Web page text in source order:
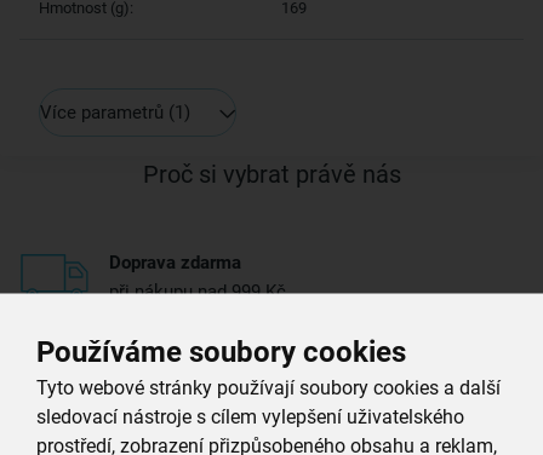
Používáme soubory cookies
Tyto webové stránky používají soubory cookies a další
sledovací nástroje s cílem vylepšení uživatelského
prostředí, zobrazení přizpůsobeného obsahu a reklam,
Hmotnost (g): 169
Více parametrů (1)
Proč si vybrat právě nás
Doprava zdarma
při nákupu nad 999 Kč
Zboží doručujeme rychle
máme téměr vše skladem
Vždy si u nás vyberete